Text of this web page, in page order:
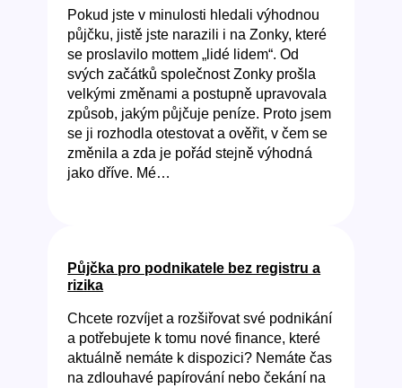
Pokud jste v minulosti hledali výhodnou
půjčku, jistě jste narazili i na Zonky, které
se proslavilo mottem „lidé lidem“. Od
svých začátků společnost Zonky prošla
velkými změnami a postupně upravovala
způsob, jakým půjčuje peníze. Proto jsem
se ji rozhodla otestovat a ověřit, v čem se
změnila a zda je pořád stejně výhodná
jako dříve. Mé…
Půjčka pro podnikatele bez registru a
rizika
Chcete rozvíjet a rozšiřovat své podnikání
a potřebujete k tomu nové finance, které
aktuálně nemáte k dispozici? Nemáte čas
na zdlouhavé papírování nebo čekání na